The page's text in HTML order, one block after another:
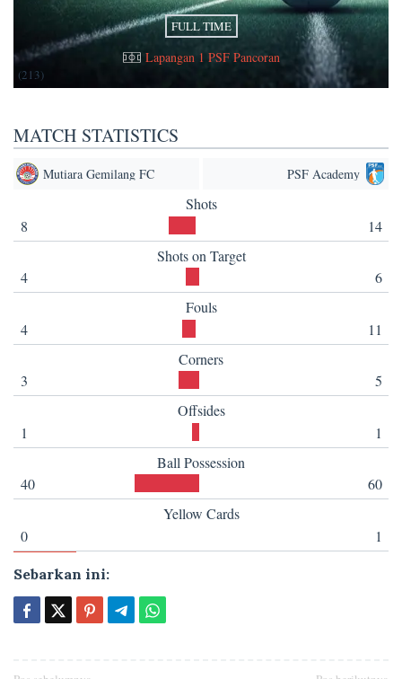
FULL TIME
Lapangan 1 PSF Pancoran
(213)
MATCH STATISTICS
Mutiara Gemilang FC PSF Academy
Shots
8
14
Shots on Target
4
6
Fouls
4
11
Corners
3
5
Offsides
1
1
Ball Possession
40
60
Yellow Cards
0
1
Sebarkan ini: